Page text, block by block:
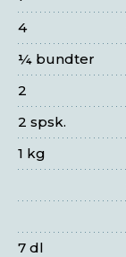
4
¼ bundter
2
2 spsk.
1 kg
7 dl